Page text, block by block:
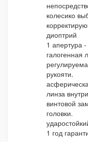
колесико
диоптрий
1 апертура
галогенная
рукояти.
линза
винтовой
головки.
1 год